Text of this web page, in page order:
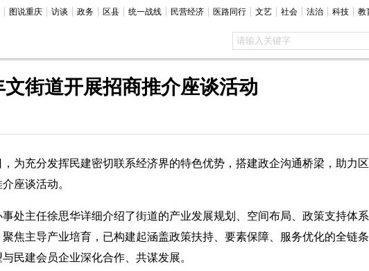
图说重庆 访谈 政务 区县 统一战线 民营经济 医路同行 文艺 社会 法治 科技 教
街道开展招商推介座谈活动
充分发挥民建密切联系经济界的特色优势，搭建政企沟通桥梁，助力
座谈活动。
主任徐思华详细介绍了街道的产业发展规划、空间布局、政策支持体
焦主导产业培育，已构建起涵盖政策扶持、要素保障、服务优化的全链
民建会员企业深化合作、共谋发展。